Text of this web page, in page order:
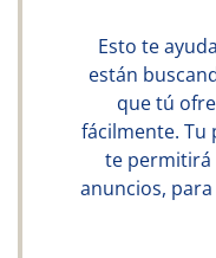
Esto te
están
que tú
fácilmente. Tu
te
anuncios,